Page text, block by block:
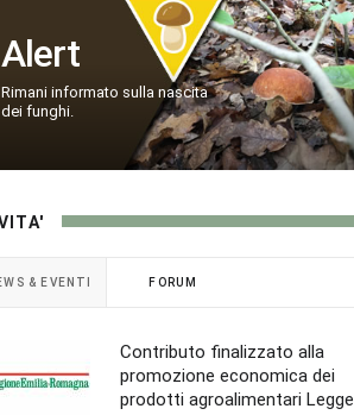
Alert
Rimani informato sulla nascita
dei funghi.
& EVENTI FORUM
Contributo finalizzato alla
promozione economica dei
prodotti agroalimentari Legge